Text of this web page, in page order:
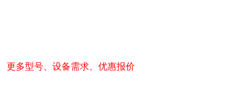
更多型号、设备需求、优惠报价